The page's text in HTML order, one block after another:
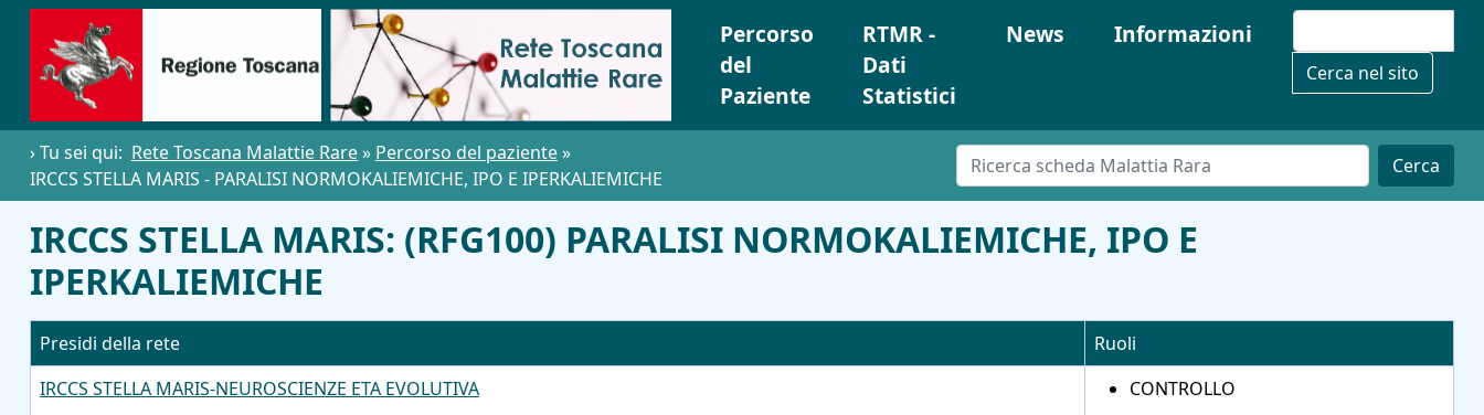
Percorso
del
Paziente
RTMR -
Dati
Statistici
News Informazioni
Cerca nel sito
› Tu sei qui: Rete Toscana Malattie Rare» Percorso del paziente»
IRCCS STELLA MARIS - PARALISI NORMOKALIEMICHE, IPO E IPERKALIEMICHE
Cerca
IRCCS STELLA MARIS: (RFG100) PARALISI NORMOKALIEMICHE, IPO E
IPERKALIEMICHE
Presidi della rete
Ruoli
IRCCS STELLA MARIS-NEUROSCIENZE ETA EVOLUTIVA
CONTROLLO